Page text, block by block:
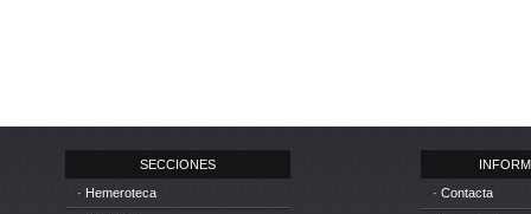
SECCIONES
· Hemeroteca
· Contacta